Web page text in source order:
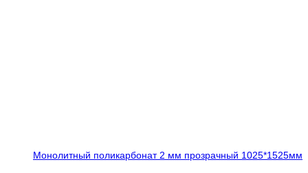
Монолитный поликарбонат 2 мм прозрачный 1025*1525мм